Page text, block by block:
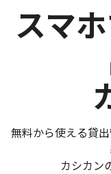
スマ
無料から使える貸
カシカン